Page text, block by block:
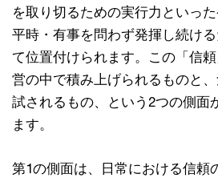
を取り切るための実行力といった
平時・有事を問わず発揮し続け
て位置付けられます。この「信
営の中で積み上げられるものと
試されるもの、という2つの側面
ます。
第1の側面は、日常における信頼